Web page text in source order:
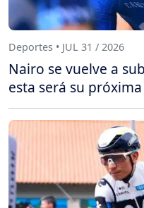
Deportes • JUL 31 / 2026
Nairo se vuelve a
esta será su